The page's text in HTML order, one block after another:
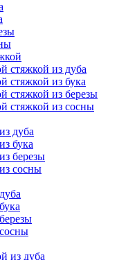
стяжкой из дуба
стяжкой из бука
стяжкой из березы
стяжкой из сосны
дуба
бука
березы
сосны
из дуба